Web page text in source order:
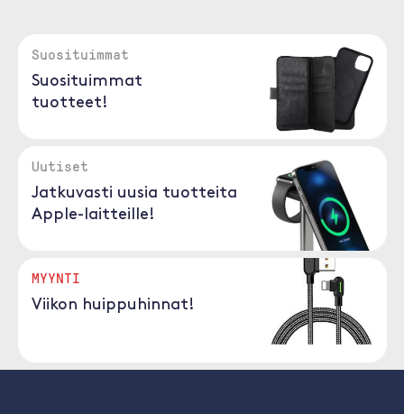
Suosituimmat
Suosituimmat
tuotteet!
Uutiset
Jatkuvasti uusia tuotteita
Apple-laitteille!
MYYNTI
Viikon huippuhinnat!